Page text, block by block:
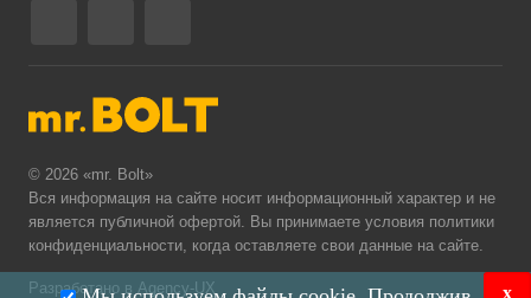
© 2026 «mr. Bolt»
Вся информация на сайте носит информационный характер и не
является публичной офертой. Вы принимаете условия политики
конфиденциальности, когда оставляете свои данные на сайте.
Разработано в Agency-UX x